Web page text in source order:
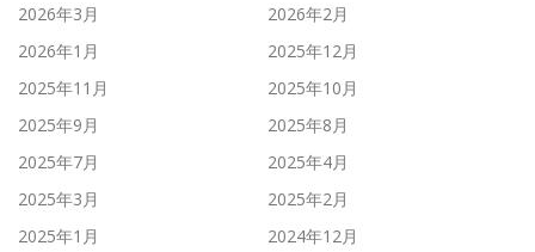
2026年3月
2026年2月
2026年1月
2025年12月
2025年11月
2025年10月
2025年9月
2025年8月
2025年7月
2025年4月
2025年3月
2025年2月
2025年1月
2024年12月